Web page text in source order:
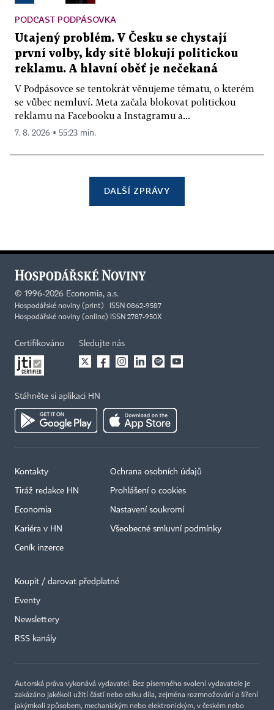
PODCAST PODPÁSOVKA
Utajený problém. V Česku se chystají
první volby, kdy sítě blokují politickou
reklamu. A hlavní oběť je nečekaná
V Podpásovce se tentokrát věnujeme tématu, o kterém
se vůbec nemluví. Meta začala blokovat politickou
reklamu na Facebooku a Instagramu a...
7. 8. 2026 ▪ 55:23 min.
DALŠÍ ZPRÁVY
© 1996-2026 Economia, a.s.
Hospodářské noviny (print) ISSN 0862-9587
Hospodářské noviny (online) ISSN 2787-950X
Certifikováno Sledujte nás
Stáhněte si aplikaci HN
Kontakty
Tiráž redakce HN
Economia
Kariéra v HN
Ceník inzerce
Ochrana osobních údajů
Prohlášení o cookies
Nastavení soukromí
Všeobecné smluvní podmínky
Koupit / darovat předplatné
Eventy
Newslettery
RSS kanály
Autorská práva vykonává vydavatel. Bez písemného svolení vydavatele je
zakázáno jakékoli užití částí nebo celku díla, zejména rozmnožování a šíření
jakýmkoli způsobem, mechanickým nebo elektronickým, v českém nebo